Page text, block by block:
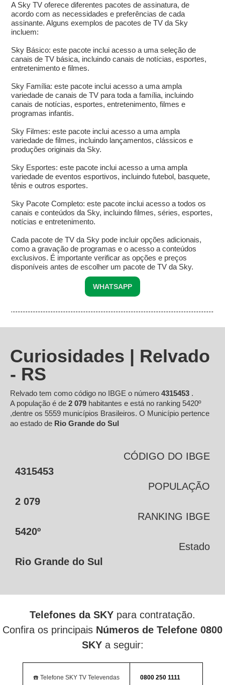
A Sky TV oferece diferentes pacotes de assinatura, de
acordo com as necessidades e preferências de cada
assinante. Alguns exemplos de pacotes de TV da Sky
incluem:
Sky Básico: este pacote inclui acesso a uma seleção de
canais de TV básica, incluindo canais de notícias, esportes,
entretenimento e filmes.
Sky Família: este pacote inclui acesso a uma ampla
variedade de canais de TV para toda a família, incluindo
canais de notícias, esportes, entretenimento, filmes e
programas infantis.
Sky Filmes: este pacote inclui acesso a uma ampla
variedade de filmes, incluindo lançamentos, clássicos e
produções originais da Sky.
Sky Esportes: este pacote inclui acesso a uma ampla
variedade de eventos esportivos, incluindo futebol, basquete,
tênis e outros esportes.
Sky Pacote Completo: este pacote inclui acesso a todos os
canais e conteúdos da Sky, incluindo filmes, séries, esportes,
notícias e entretenimento.
Cada pacote de TV da Sky pode incluir opções adicionais,
como a gravação de programas e o acesso a conteúdos
exclusivos. É importante verificar as opções e preços
disponíveis antes de escolher um pacote de TV da Sky.
WHATSAPP
Curiosidades | Relvado
- RS
Relvado tem como código no IBGE o número 4315453 .
A população é de 2 079 habitantes e está no ranking 5420º
,dentre os 5559 municípios Brasileiros. O Município pertence
ao estado de Rio Grande do Sul
CÓDIGO DO IBGE
4315453
POPULAÇÃO
2 079
RANKING IBGE
5420º
Estado
Rio Grande do Sul
Telefones da SKY para contratação.
Confira os principais Números de Telefone 0800
SKYa seguir:
☎️ Telefone SKY TV Televendas 0800 250 1111